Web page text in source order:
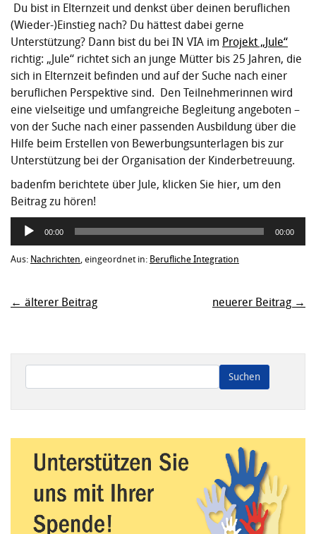
Du bist in Elternzeit und denkst über deinen beruflichen
(Wieder-)Einstieg nach? Du hättest dabei gerne
Unterstützung? Dann bist du bei IN VIA im Projekt „Jule“
richtig: „Jule“ richtet sich an junge Mütter bis 25 Jahren, die
sich in Elternzeit befinden und auf der Suche nach einer
beruflichen Perspektive sind. Den Teilnehmerinnen wird
eine vielseitige und umfangreiche Begleitung angeboten –
von der Suche nach einer passenden Ausbildung über die
Hilfe beim Erstellen von Bewerbungsunterlagen bis zur
Unterstützung bei der Organisation der Kinderbetreuung.
badenfm berichtete über Jule, klicken Sie hier, um den
Beitrag zu hören!
Audio-
00:00 00:00
Aus: Nachrichten , eingeordnet in: Berufliche Integration
neuerer Beitrag →
← älterer Beitrag